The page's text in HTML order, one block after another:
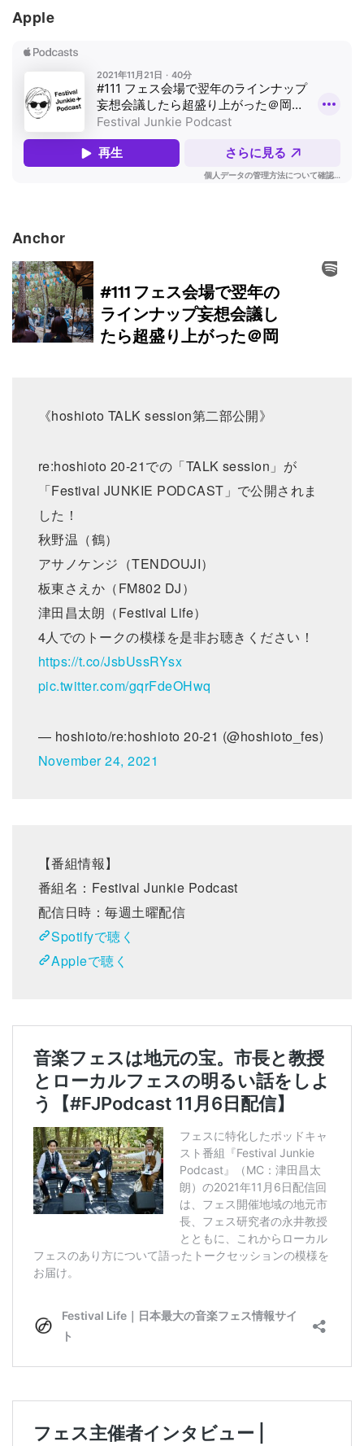
Apple
Anchor
《hoshioto TALK session第二部公開》
re:hoshioto 20-21での「TALK session」が
「Festival JUNKIE PODCAST」で公開されま
した！
秋野温（鶴）
アサノケンジ（TENDOUJI）
板東さえか（FM802 DJ）
津田昌太朗（Festival Life）
4人でのトークの模様を是非お聴きください！
https://t.co/JsbUssRYsx
pic.twitter.com/gqrFdeOHwq
— hoshioto/re:hoshioto 20-21 (@hoshioto_fes)
November 24, 2021
【番組情報】
番組名：Festival Junkie Podcast
配信日時：毎週土曜配信
Spotifyで聴く
Appleで聴く